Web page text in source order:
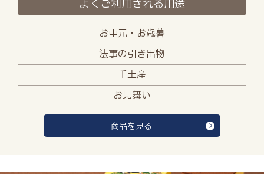
よくご利用される用途
お中元・お歳暮
法事の引き出物
手土産
お見舞い
商品を見る